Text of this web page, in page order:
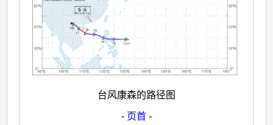
台风康森的路径图
- 页首 -